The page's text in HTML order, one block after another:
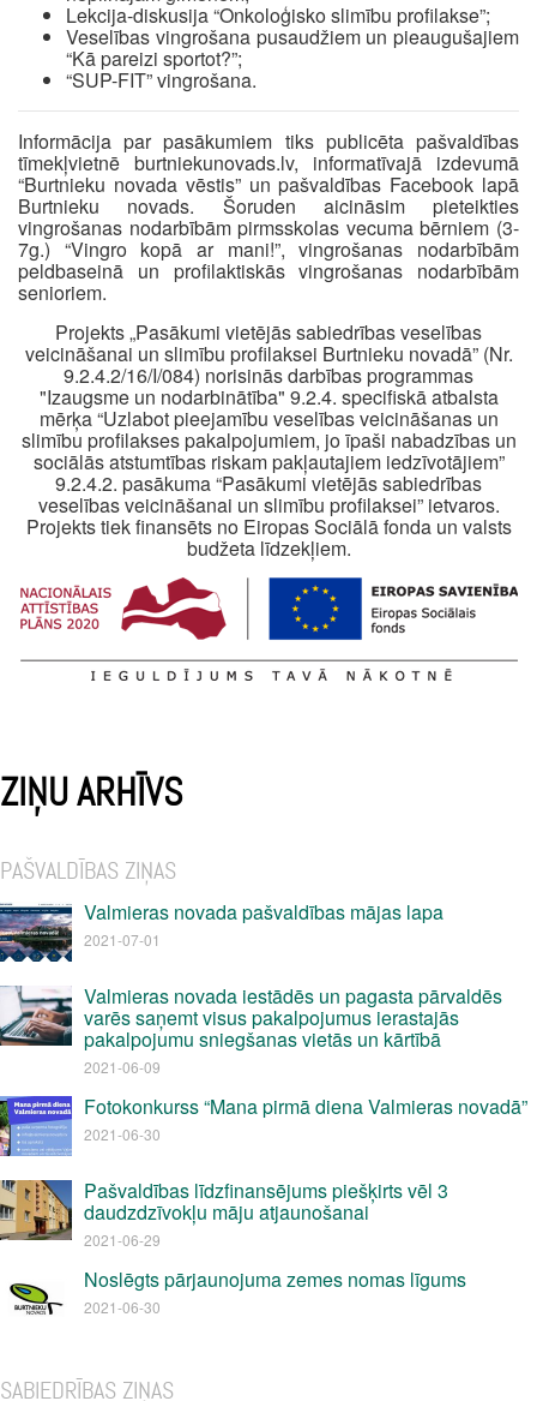
Lekcija-diskusija “Onkoloģisko slimību profilakse”;
Veselības vingrošana pusaudžiem un pieaugušajiem
“Kā pareizi sportot?”;
“SUP-FIT” vingrošana.
Informācija par pasākumiem tiks publicēta pašvaldības
tīmekļvietnē burtniekunovads.lv, informatīvajā izdevumā
“Burtnieku novada vēstis” un pašvaldības Facebook lapā
Burtnieku novads. Šoruden aicināsim pieteikties
vingrošanas nodarbībām pirmsskolas vecuma bērniem (3-
7g.) “Vingro kopā ar mani!”, vingrošanas nodarbībām
peldbaseinā un profilaktiskās vingrošanas nodarbībām
senioriem.
Projekts „Pasākumi vietējās sabiedrības veselības
veicināšanai un slimību profilaksei Burtnieku novadā” (Nr.
9.2.4.2/16/I/084) norisinās darbības programmas
"Izaugsme un nodarbinātība" 9.2.4. specifiskā atbalsta
mērķa “Uzlabot pieejamību veselības veicināšanas un
slimību profilakses pakalpojumiem, jo īpaši nabadzības un
sociālās atstumtības riskam pakļautajiem iedzīvotājiem”
9.2.4.2. pasākuma “Pasākumi vietējās sabiedrības
veselības veicināšanai un slimību profilaksei” ietvaros.
Projekts tiek finansēts no Eiropas Sociālā fonda un valsts
budžeta līdzekļiem.
ZIŅU ARHĪVS
PAŠVALDĪBAS ZIŅAS
Valmieras novada pašvaldības mājas lapa
2021-07-01
Valmieras novada iestādēs un pagasta pārvaldēs
varēs saņemt visus pakalpojumus ierastajās
pakalpojumu sniegšanas vietās un kārtībā
2021-06-09
Fotokonkurss “Mana pirmā diena Valmieras novadā”
2021-06-30
Pašvaldības līdzfinansējums piešķirts vēl 3
daudzdzīvokļu māju atjaunošanai
2021-06-29
Noslēgts pārjaunojuma zemes nomas līgums
2021-06-30
SABIEDRĪBAS ZIŅAS